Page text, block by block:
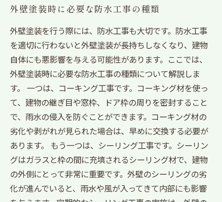
外壁塗装時に必要な防水工事の種類
外壁塗装を行う際には、防水工事も大切です。防水工事
を適切に行わないと外壁塗装が長持ちしなくなり、建物
自体にも悪影響を与える可能性があります。ここでは、
外壁塗装時に必要な防水工事の種類について解説しま
す。 一つは、コーキング工事です。コーキング材を使っ
て、建物の継ぎ目や窓枠、ドア枠の周りを密封すること
で、雨水の侵入を防ぐことができます。コーキング材の
劣化や剥がれが見られた場合は、早めに交換する必要が
あります。 もう一つは、シーリング工事です。シーリン
グはガラスと枠の間に充填されるシーリング材で、建物
の外側にとって非常に重要です。外壁のシーリングの劣
化が進んでいると、雨水や風が入ってきて内部にも影響